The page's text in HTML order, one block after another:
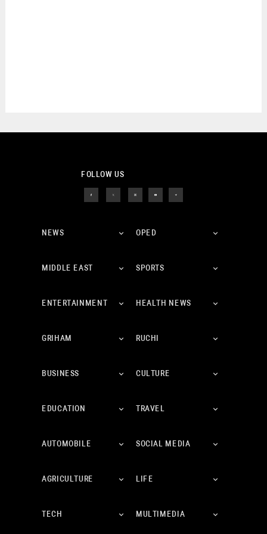
FOLLOW US
NEWS OPED
MIDDLE EAST SPORTS
ENTERTAINMENT HEALTH NEWS
GRIHAM RUCHI
BUSINESS CULTURE
EDUCATION TRAVEL
AUTOMOBILE SOCIAL MEDIA
AGRICULTURE LIFE
TECH MULTIMEDIA